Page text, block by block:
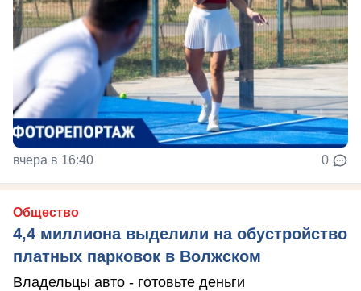
вчера в 16:40 0
Общество
4,4 миллиона выделили на обустройство
платных парковок в Волжском
Владельцы авто - готовьте деньги